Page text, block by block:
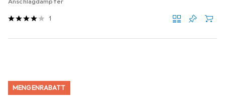
1
MENGENRABATT